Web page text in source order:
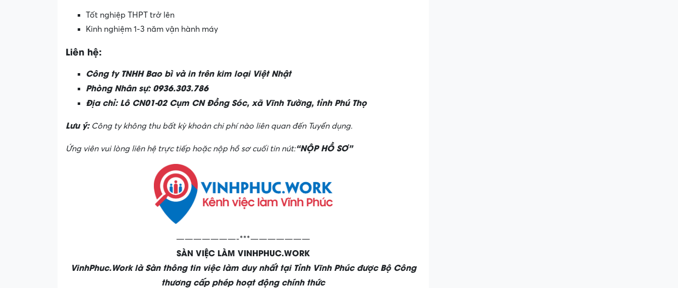
Tốt nghiệp THPT trở lên
Kinh nghiệm 1-3 năm vận hành máy
Liên hệ:
Công ty TNHH Bao bì và in trên kim loại Việt Nhật
Phòng Nhân sự: 0936.303.786
Địa chỉ: Lô CN01-02 Cụm CN Đồng Sóc, xã Vĩnh Tường, tỉnh Phú Thọ
Lưu ý:Công ty không thu bất kỳ khoản chi phí nào liên quan đến Tuyển dụng.
Ứng viên vui lòng liên hệ trực tiếp hoặc nộp hồ sơ cuối tin nút:“NỘP HỒ SƠ”
———————-***———————
SÀN VIỆC LÀM VINHPHUC.WORK
VinhPhuc.Work là Sàn thông tin việc làm duy nhất tại Tỉnh Vĩnh Phúc được Bộ Công
thương cấp phép hoạt động chính thức